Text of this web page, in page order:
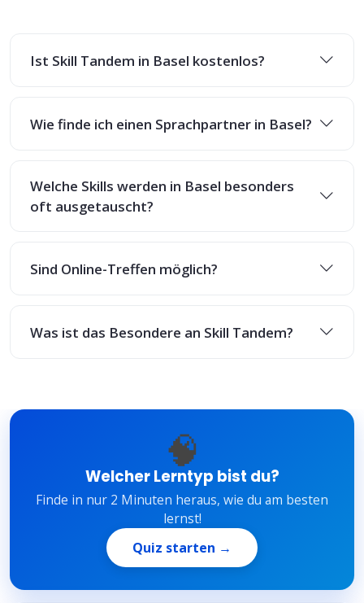
Ist Skill Tandem in Basel kostenlos?
Wie finde ich einen Sprachpartner in Basel?
Welche Skills werden in Basel besonders
oft ausgetauscht?
Sind Online-Treffen möglich?
Was ist das Besondere an Skill Tandem?
🧠
Welcher Lerntyp bist du?
Finde in nur 2 Minuten heraus, wie du am besten
lernst!
Quiz starten →